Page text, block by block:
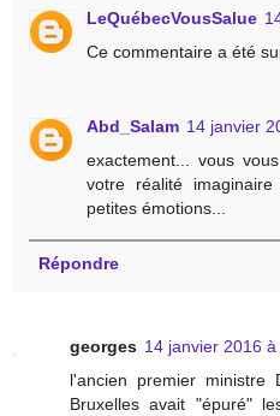
LeQuébecVousSalue
Ce commentaire a été
Abd_Salam 14 janvier
exactement... vous
votre réalité
petites émotions...
Répondre
georges 14 janvier 2016
l'ancien premier ministre
Bruxelles avait "épuré"